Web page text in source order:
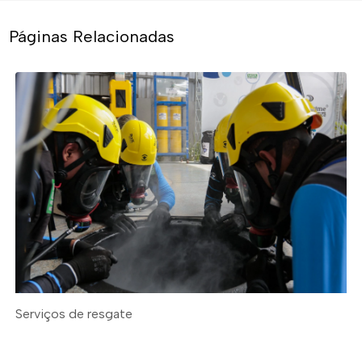
Páginas Relacionadas
Serviços de resgate